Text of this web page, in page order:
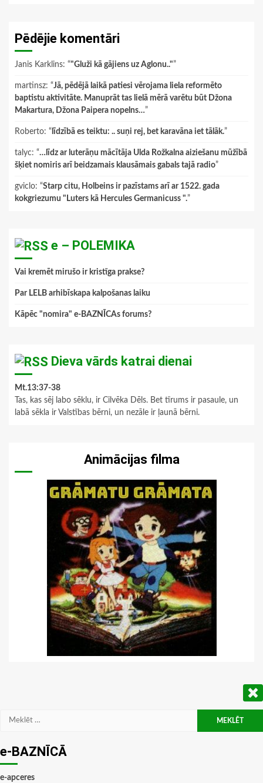
Pēdējie komentāri
Janis Karklins: “"Gluži kā gājiens uz Aglonu.."”
martinsz: “Jā, pēdējā laikā patiesi vērojama liela reformēto
baptistu aktivitāte. Manuprāt tas lielā mērā varētu būt Džona
Makartura, Džona Paipera nopelns…”
Roberto: “ līdzībā es teiktu: .. suņi rej, bet karavāna iet tālāk.”
talyc: “…līdz ar luterāņu mācītāja Ulda Rožkalna aiziešanu mūžībā
šķiet nomiris arī beidzamais klausāmais gabals tajā radio”
gviclo: “Starp citu, Holbeins ir pazīstams arī ar 1522. gada
kokgriezumu "Luters kā Hercules Germanicuss ".”
e – POLEMIKA
Vai kremēt mirušo ir kristīga prakse?
Par LELB arhibīskapa kalpošanas laiku
Kāpēc "nomira" e-BAZNĪCAs forums?
Dieva vārds katrai dienai
Mt.13:37-38
Tas, kas sēj labo sēklu, ir Cilvēka Dēls. Bet tīrums ir pasaule, un
labā sēkla ir Valstības bērni, un nezāle ir ļaunā bērni.
Animācijas filma
Meklēt:
e-BAZNĪCĀ
e-apceres